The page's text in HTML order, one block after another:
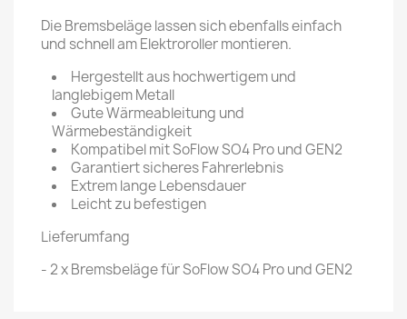
Die Bremsbeläge lassen sich ebenfalls einfach
und schnell am Elektroroller montieren.
Hergestellt aus hochwertigem und
langlebigem Metall
Gute Wärmeableitung und
Wärmebeständigkeit
Kompatibel mit SoFlow SO4 Pro und GEN2
Garantiert sicheres Fahrerlebnis
Extrem lange Lebensdauer
Leicht zu befestigen
Lieferumfang
- 2 x Bremsbeläge für SoFlow SO4 Pro und GEN2